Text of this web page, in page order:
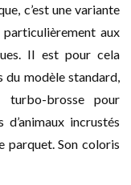
c’est une variante
aux
Il est pour cela
du modèle standard,
brosse pour
incrustés
parquet. Son coloris